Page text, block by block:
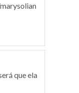
que ela